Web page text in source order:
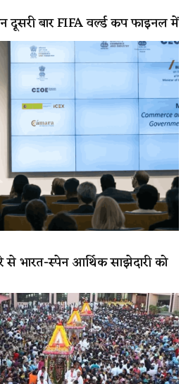
दूसरी बार FIFA वर्ल्ड कप फाइनल में
भारत-स्पेन आर्थिक साझेदारी को